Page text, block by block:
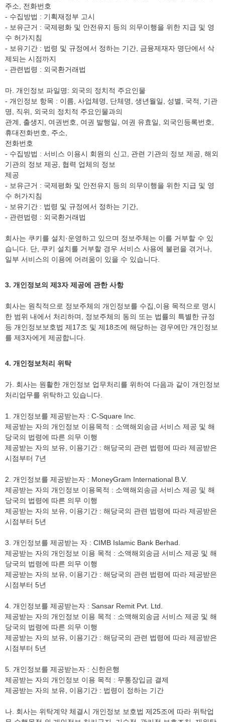
주소, 전화번호
- 수집방법 : 기획재정부 고시
- 보유근거 : 국제평화 및 안전유지 등의 의무이행을 위한 지급 및 영
수 허가지침
- 보유기간 : 법령 및 규정에서 정하는 기간, 금융제재자 명단에서 삭
제되는 시점까지
- 관련법령 : 외국환거래법
마. 개인정보 파일명: 외국의 정치적 주요인물
- 개인정보 항목 : 이름, 사업체명, 단체명, 생년월일, 성별, 국적, 기관
명, 직위, 외국의 정치적 주요인물과의
관계, 출생지, 여권번호, 여권 발행일, 여권 유효일, 외국인등록번호,
휴대전화번호, 주소,
전화번호
- 수집방법 : 서비스 이용시 회원의 신고, 관련 기관의 정보 제공, 해외
기관의 정보 제공, 협력 업체의 정보
제공
- 보유근거 : 국제평화 및 안전유지 등의 의무이행을 위한 지급 및 영
수 허가지침
- 보유기간 : 법령 및 규정에서 정하는 기간,
- 관련법령 : 외국환거래법
회사는 쿠키를 설치·운영하고 있으며 정보주체는 이를 거부할 수 있
습니다. 단, 쿠키 설치를 거부할 경우 서비스 사용에 불편을 겪거나,
일부 서비스의 이용에 어려움이 있을 수 있습니다.
3. 개인정보의 제3자 제공에 관한 사항
회사는 원칙적으로 정보주체의 개인정보를 수집,이용 목적으로 명시
한 범위 내에서 처리하며, 정보주체의 동의 또는 법률의 특별한 규정
등 개인정보보호법 제17조 및 제18조에 해당하는 경우에만 개인정보
를 제3자에게 제공합니다.
4. 개인정보처리 위탁
가. 회사는 원활한 개인정보 업무처리를 위하여 다음과 같이 개인정보
처리업무를 위탁하고 있습니다.
1. 개인정보를 제공받는자 : C-Square Inc.
제공받는 자의 개인정보 이용목적 : 소액해외송금 서비스 제공 및 해
당국의 법령에 따른 의무 이행
제공받는 자의 보유, 이용기간 : 해당국의 관련 법령에 따라 제공받은
시점부터 7년
2. 개인정보를 제공받는자 : MoneyGram International B.V.
제공받는 자의 개인정보 이용목적 : 소액해외송금 서비스 제공 및 해
당국의 법령에 따른 의무 이행
제공받는 자의 보유, 이용기간 : 해당국의 관련 법령에 따라 제공받은
시점부터 5년
3. 개인정보를 제공받는 자 : CIMB Islamic Bank Berhad.
제공받는 자의 개인정보 이용 목적 : 소액해외송금 서비스 제공 및 해
당국의 법령에 따른 의무 이행
제공받는 자의 보유, 이용기간 : 해당국의 관련 법령에 따라 제공받은
시점부터 5년
4. 개인정보를 제공받는자 : Sansar Remit Pvt. Ltd.
제공받는 자의 개인정보 이용 목적 : 소액해외송금 서비스 제공 및 해
당국의 법령에 따른 의무 이행
제공받는 자의 보유, 이용기간 : 해당국의 관련 법령에 따라 제공받은
시점부터 5년
5. 개인정보를 제공받는자 : 신한은행
제공받는 자의 개인정보 이용 목적 : 무통장입금 결제
제공받는 자의 보유, 이용기간 : 법령이 정하는 기간
나. 회사는 위탁계약 체결시 개인정보 보호법 제25조에 따라 위탁업